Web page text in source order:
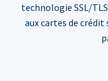
technologie SSL/
aux cartes de